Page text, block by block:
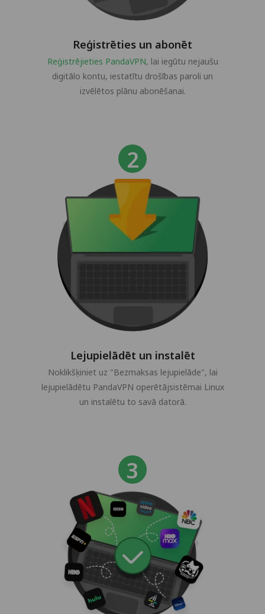
Reģistrēties un abonēt
Reģistrējieties PandaVPN, lai iegūtu nejaušu
digitālo kontu, iestatītu drošības paroli un
izvēlētos plānu abonēšanai.
Lejupielādēt un instalēt
Noklikšķiniet uz "Bezmaksas lejupielāde", lai
lejupielādētu PandaVPN operētājsistēmai Linux
un instalētu to savā datorā.